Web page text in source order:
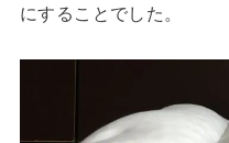
にすることでした。